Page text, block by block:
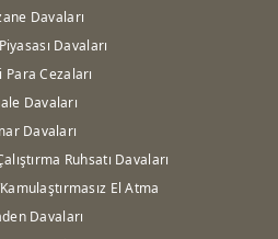
Davaları
Davaları
Para Cezaları
Davaları
Davaları
Ruhsatı Davaları
El Atma
Davaları